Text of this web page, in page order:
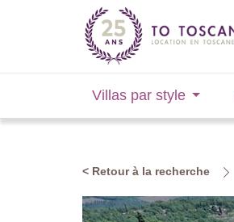
Villas par style
< Retour à la recherche